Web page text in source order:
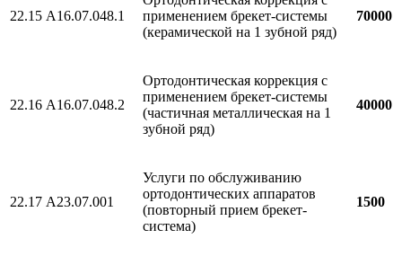
22.15 A16.07.048.1
применением брекет-системы
(керамической на 1 зубной ряд)
70000
22.16 A16.07.048.2
Ортодонтическая коррекция с
применением брекет-системы
(частичная металлическая на 1
зубной ряд)
40000
22.17 А23.07.001
Услуги по обслуживанию
ортодонтических аппаратов
(повторный прием брекет-
система)
1500